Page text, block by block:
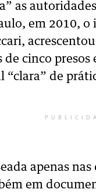
as
em 2010,
cinco presos
“clara” de
apenas
em